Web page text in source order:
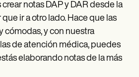
notas DAP y DAR desde la
ir a otro lado. Hace que las
cómodas, y con nuestra
de atención médica, puedes
elaborando notas de la más